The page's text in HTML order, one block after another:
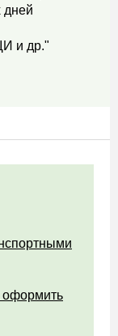
дней
и др."
оформить